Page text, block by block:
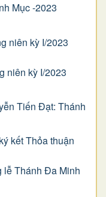
Mục -2023
niên kỳ I/2023
niên kỳ I/2023
Tiến Đạt: Thánh
kết Thỏa thuận
lễ Thánh Đa Minh